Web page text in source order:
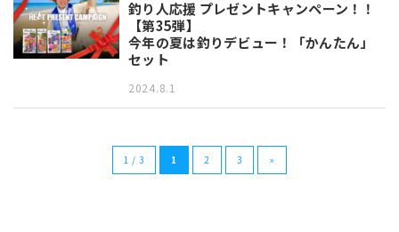
釣り人応援 プレゼントキャンペーン！！
【第35弾】
今年の夏は釣りデビュー！「かんたん」
セット
2024.8.1
1 / 3 1 2 3 »